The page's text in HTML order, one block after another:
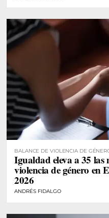
BALANCE DE VIOLENCIA DE
Igualdad eleva a 35 las
violencia de género en
2026
ANDRÉS FIDALGO